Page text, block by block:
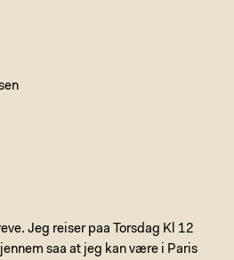
Jeg reiser paa Torsdag Kl 12
saa at jeg kan være i Paris